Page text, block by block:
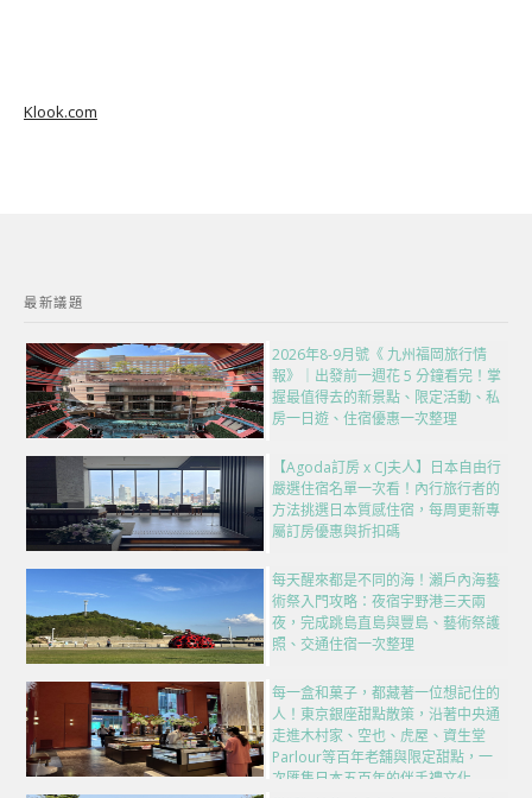
Klook.com
最新議題
2026年8-9月號《 九州福岡旅行情
報》｜出發前一週花 5 分鐘看完！掌
握最值得去的新景點、限定活動、私
房一日遊、住宿優惠一次整理
【Agoda訂房 x CJ夫人】日本自由行
嚴選住宿名單一次看！內行旅行者的
方法挑選日本質感住宿，每周更新專
屬訂房優惠與折扣碼
每天醒來都是不同的海！瀨戶內海藝
術祭入門攻略：夜宿宇野港三天兩
夜，完成跳島直島與豐島、藝術祭護
照、交通住宿一次整理
每一盒和菓子，都藏著一位想記住的
人！東京銀座甜點散策，沿著中央通
走進木村家、空也、虎屋、資生堂
Parlour等百年老舖與限定甜點，一
次匯集日本五百年的伴手禮文化